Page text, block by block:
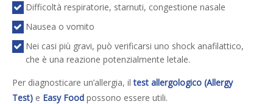
Difficoltà respiratorie, starnuti, congestione nasale
Nausea o vomito
Nei casi più gravi, può verificarsi uno shock anafilattico,
che è una reazione potenzialmente letale.
Per diagnosticare un’allergia, iltest allergologico (Allergy
Test) e Easy Food possono essere utili.